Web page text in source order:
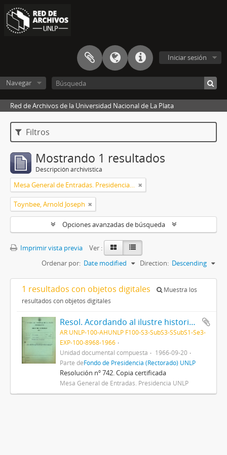
Iniciar sesión
Navegar
Red de Archivos de la Universidad Nacional de La Plata
Filtros
Mostrando 1 resultados
Descripción archivística
Mesa General de Entradas. Presidencia UNLP
Toynbee, Arnold Joseph
Opciones avanzadas de búsqueda
Imprimir vista previa
Ver :
Ordenar por: Date modified Direction: Descending
1 resultados con objetos digitales
Muestra los
resultados con objetos digitales
Resol. Acordando al ilustre historiador inglés Dr. Arnold Toynbee, el título de "Doctor Honoris Causa" de esta Universidad 1966
AR UNLP-100-AHUNLP F100-S3-SubS3-SSubS1-Se3-
EXP-100-8968-1966
Unidad documental compuesta
1966-09-20
Parte deFondo de Presidencia (Rectorado) UNLP
Resolución nº 742. Copia certificada
Mesa General de Entradas. Presidencia UNLP